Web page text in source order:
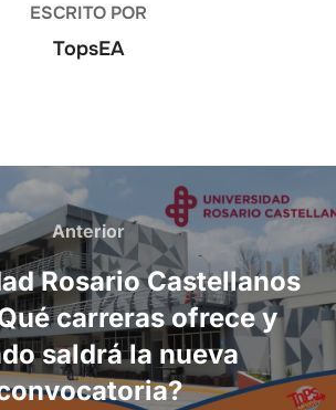
ESCRITO POR
TopsEA
Anterior
Anterior
Rosario Castellanos
carreras ofrece y
saldrá la nueva